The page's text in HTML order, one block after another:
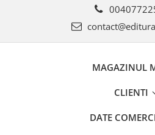
MAGAZINUL
CLIENTI
DATE